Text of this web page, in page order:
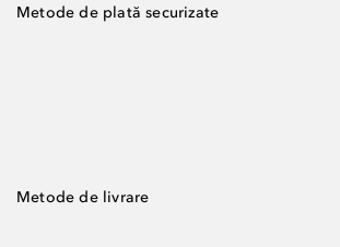
Metode de plată securizate
Metode de livrare